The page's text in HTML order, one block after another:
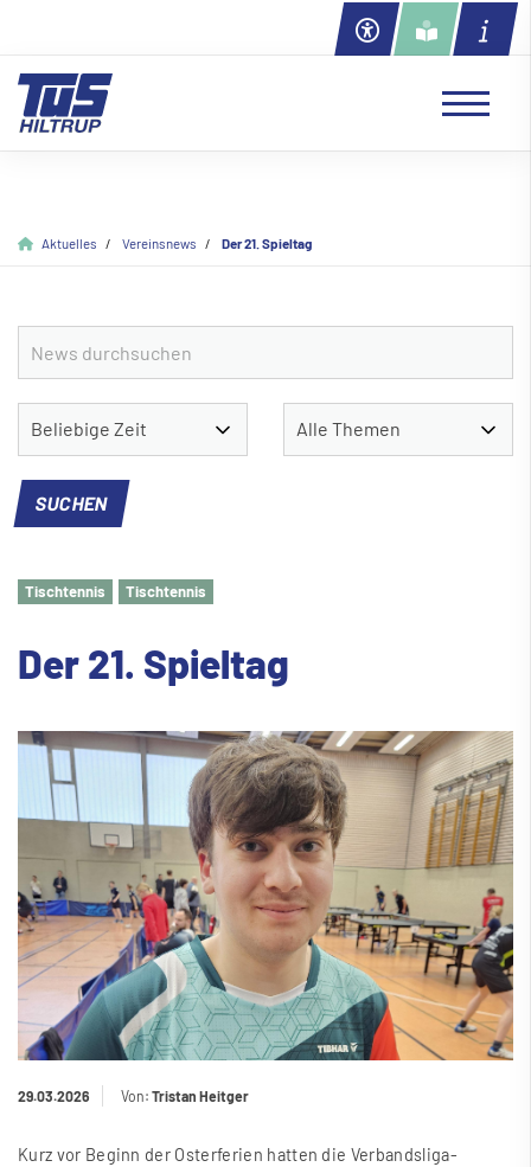
Aktuelles Vereinsnews Der 21. Spieltag
Tischtennis Tischtennis
Der 21. Spieltag
29.03.2026 Von: Tristan Heitger
Kurz vor Beginn der Osterferien hatten die Verbandsliga-